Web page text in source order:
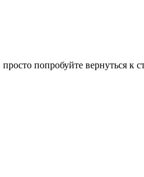
попробуйте вернуться